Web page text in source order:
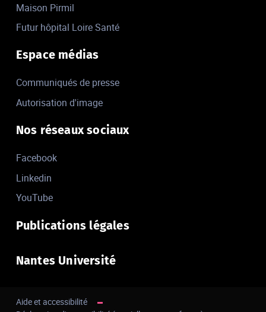
Maison Pirmil
Futur hôpital Loire Santé
Espace médias
Communiqués de presse
Autorisation d'image
Nos réseaux sociaux
Facebook
Linkedin
YouTube
Publications légales
Nantes Université
Aide et accessibilité